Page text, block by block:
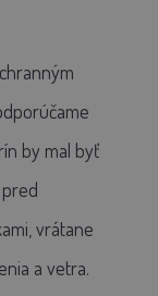
by mal byť
vrátane
a vetra.